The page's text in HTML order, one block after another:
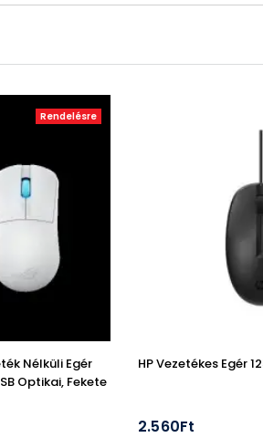
Rendelésre
Nélküli Egér
Optikai, Fekete
HP Vezetékes Egér
2.560Ft